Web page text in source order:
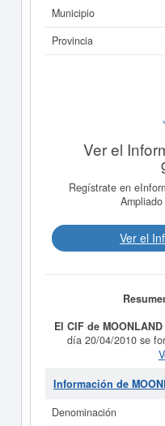
Municipio
Provincia
Ver el
Regístrate en
Ver el
El CIF de
día 20/04/2010 se
con la
EXHIBICION,
EXPORTACION,
CINEMATOGRAFICOS,
Información de
Denominación